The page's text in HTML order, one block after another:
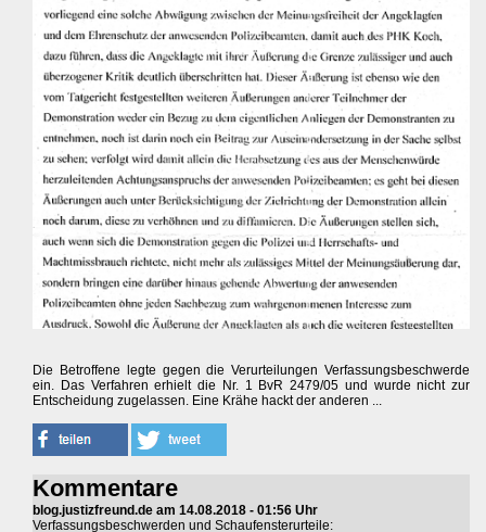
Die Betroffene legte gegen die Verurteilungen Verfassungsbeschwerde
ein. Das Verfahren erhielt die Nr. 1 BvR 2479/05 und wurde nicht zur
Entscheidung zugelassen. Eine Krähe hackt der anderen ...
Kommentare
blog.justizfreund.de am 14.08.2018 - 01:56 Uhr
Verfassungsbeschwerden und Schaufensterurteile: